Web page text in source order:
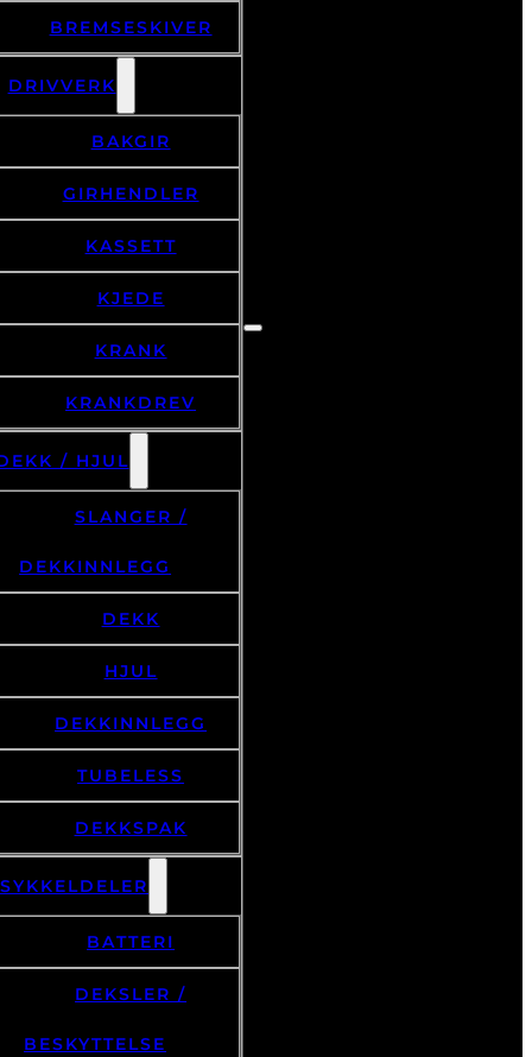
BREMSESKIVER
DRIVVERK
BAKGIR
GIRHENDLER
KASSETT
KJEDE
KRANK
KRANKDREV
/ HJUL
SLANGER /
DEKKINNLEGG
DEKK
HJUL
DEKKINNLEGG
TUBELESS
DEKKSPAK
BATTERI
DEKSLER /
BESKYTTELSE